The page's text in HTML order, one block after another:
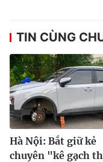
TIN CÙNG
Hà Nội: Bắt giữ kẻ
chuyên "kê gạch